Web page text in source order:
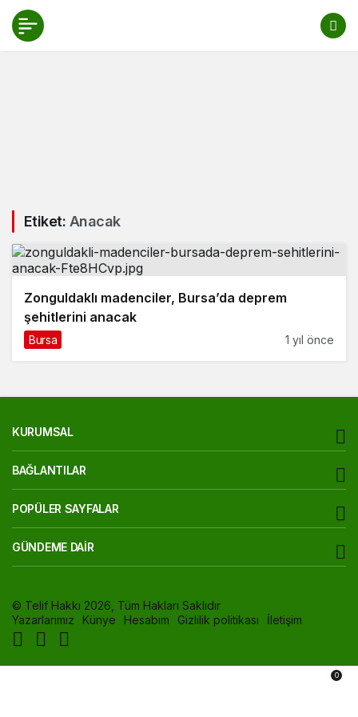
Etiket: Anacak
Zonguldaklı madenciler, Bursa’da deprem
şehitlerini anacak
Bursa 1 yıl önce
KURUMSAL
BAĞLANTILAR
POPÜLER SAYFALAR
GÜNDEME DAIR
© Telif Hakkı 2026, Tüm Hakları Saklıdır
Yazarlarımız
Künye Hesabım Gizlilik politikası İletişim
0